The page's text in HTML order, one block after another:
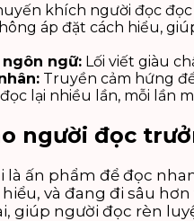
khích người đọc
áp đặt cách hiểu,
ngữ: Lối viết giàu
Truyền cảm hứng
lại nhiều lần, mỗi lần
người đọc
là ấn phẩm để đọc
và đang đi sâu
giúp người đọc rèn